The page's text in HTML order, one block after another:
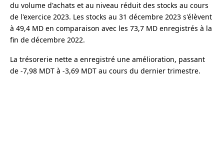
du volume d'achats et au niveau réduit des stocks au cours
de l'exercice 2023. Les stocks au 31 décembre 2023 s'élèvent
à 49,4 MD en comparaison avec les 73,7 MD enregistrés à la
fin de décembre 2022.
La trésorerie nette a enregistré une amélioration, passant
de -7,98 MDT à -3,69 MDT au cours du dernier trimestre.